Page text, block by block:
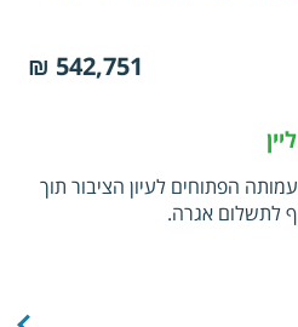
542,751 ₪
הפתוחים לעיון הציבור תוך
לתשלום אגרה.